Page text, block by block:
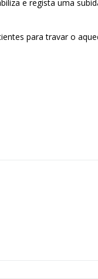
e regista uma
para travar o